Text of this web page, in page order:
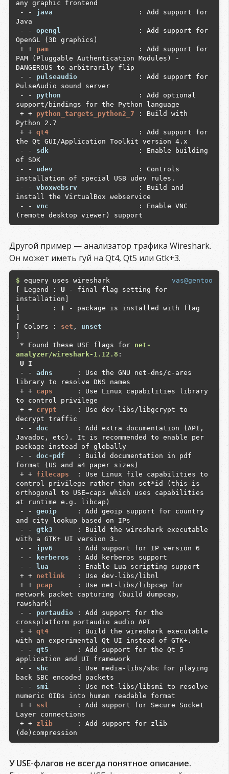
any graphic frontend
- - java
: Add support for
Java
- - opengl
: Add support for
OpenGL (3D graphics)
+ + pam
: Add support for
PAM (Pluggable Authentication Modules) -
DANGEROUS to arbitrarily flip
- - pulseaudio
: Add support for
PulseAudio sound server
- - python
: Add optional
support/bindings for the Python language
+ + python_targets_python2_7 : Build with
Python 2.7
+ + qt4
: Add support for
the Qt GUI/Application Toolkit version 4.x
- - sdk
: Enable building
of SDK
- - udev
: Controls
installation of special USB udev rules.
- - vboxwebsrv
: Build and
install the VirtualBox webservice
- - vnc
: Enable VNC
Другой пример — анализатор трафика Wireshark.
Он может иметь гуй на Qt4, Qt5 или Gtk+3.
vas@gentoo
$ equery uses wireshark
[ Legend : U - final flag setting for
installation]
[        : I - package is installed with flag
[ Colors : set , unset
* Found these USE flags for net-
analyzer/wireshark-1.12.8
U I
- - adns
: Use the GNU net-dns/c-ares
library to resolve DNS names
+ + caps
: Use Linux capabilities library
to control privilege
+ + crypt
: Use dev-libs/libgcrypt to
decrypt traffic
- - doc
: Add extra documentation (API,
Javadoc, etc). It is recommended to enable per
package instead of globally
- - doc-pdf
: Build documentation in pdf
format (US and a4 paper sizes)
+ + filecaps
: Use Linux file capabilities to
control privilege rather than set*id (this is
orthogonal to USE=caps which uses capabilities
at runtime e.g. libcap)
- - geoip
: Add geoip support for country
and city lookup based on IPs
- - gtk3
: Build the wireshark executable
with a GTK+ UI version 3.
- - ipv6
: Add support for IP version 6
- -
kerberos
: Add kerberos support
- -
lua
: Enable Lua scripting support
+ + netlink
: Use dev-libs/libnl
+ + pcap
: Use net-libs/libpcap for
network packet capturing (build dumpcap,
rawshark)
- - portaudio : Add support for the
crossplatform portaudio audio API
+ + qt4
: Build the wireshark executable
with an experimental Qt UI instead of GTK+.
- - qt5
: Add support for the Qt 5
application and UI framework
- - sbc
: Use media-libs/sbc for playing
back SBC encoded packets
- - smi
: Use net-libs/libsmi to resolve
numeric OIDs into human readable format
+ + ssl
: Add support for Secure Socket
Layer connections
+ + zlib
: Add support for zlib
У USE-флагов не всегда понятное описание.